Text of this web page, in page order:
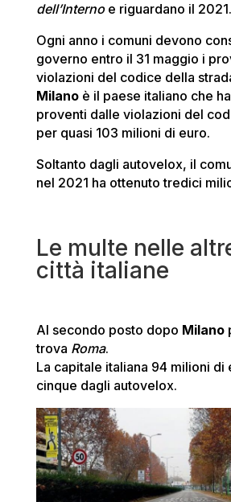
dell’Internoe riguardano il 2021.
Ogni anno i comuni devono
governo entro il 31 maggio i
violazioni del codice della
Milanoè il paese italiano che
proventi dalle violazioni del
per quasi 103 milioni di euro.
Soltanto dagli autovelox, il
nel 2021 ha ottenuto tredici
Le multe nelle
città italiane
Al secondo posto dopo Milano
trova Roma.
La capitale italiana 94 milioni di
cinque dagli autovelox.